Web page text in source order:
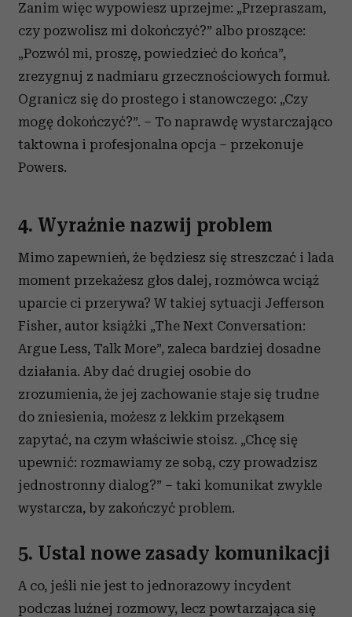
korzystasz z naszej witryny, udostępniamy partnerom
społecznościowym, reklamowym i analitycznym.
Partnerzy mogą połączyć te informacje z innymi danymi
otrzymanymi od Ciebie lub uzyskanymi podczas
korzystania z ich usług.
Zanim więc wypowiesz uprzejme: „Przepraszam,
czy pozwolisz mi dokończyć?” albo proszące:
„Pozwól mi, proszę, powiedzieć do końca”,
zrezygnuj z nadmiaru grzecznościowych formuł.
Ogranicz się do prostego i stanowczego: „Czy
mogę dokończyć?”. – To naprawdę wystarczająco
taktowna i profesjonalna opcja – przekonuje
Powers.
4. Wyraźnie nazwij problem
Mimo zapewnień, że będziesz się streszczać i lada
moment przekażesz głos dalej, rozmówca wciąż
uparcie ci przerywa? W takiej sytuacji Jefferson
Fisher, autor książki „The Next Conversation:
Argue Less, Talk More”, zaleca bardziej dosadne
działania. Aby dać drugiej osobie do
zrozumienia, że jej zachowanie staje się trudne
do zniesienia, możesz z lekkim przekąsem
zapytać, na czym właściwie stoisz. „Chcę się
upewnić: rozmawiamy ze sobą, czy prowadzisz
jednostronny dialog?” – taki komunikat zwykle
wystarcza, by zakończyć problem.
5. Ustal nowe zasady komunikacji
A co, jeśli nie jest to jednorazowy incydent
podczas luźnej rozmowy, lecz powtarzająca się